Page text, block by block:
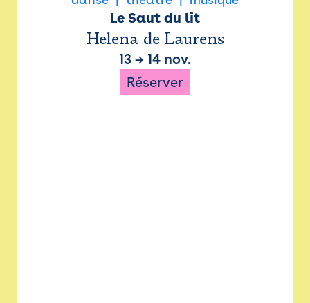
Le Saut du lit
Helena de Laurens
13 → 14 nov.
Réserver